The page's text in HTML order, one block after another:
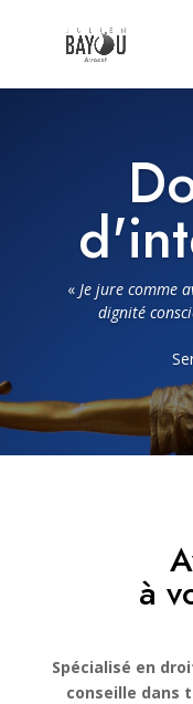
« Je jure comme
dignité
à
Spécialisé en
conseille dans